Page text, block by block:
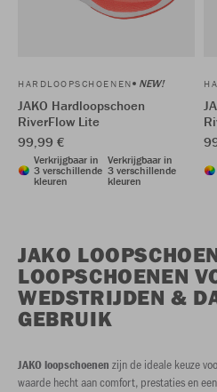
HARDLOOPSCHOENEN NEW!
JAKO Hardloopschoen
RiverFlow Lite
99,99 €
Verkrijgbaar in
3 verschillende
kleuren
Verkrijgbaar in
3 verschillende
kleuren
JAKO
LOOPSCHOENEN
WEDSTRIJDEN &
GEBRUIK
JAKO loopschoenen zijn de ideale keuze
waarde hecht aan comfort, prestaties en